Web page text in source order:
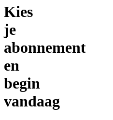
Kies
je
abonnement
en
begin
vandaag